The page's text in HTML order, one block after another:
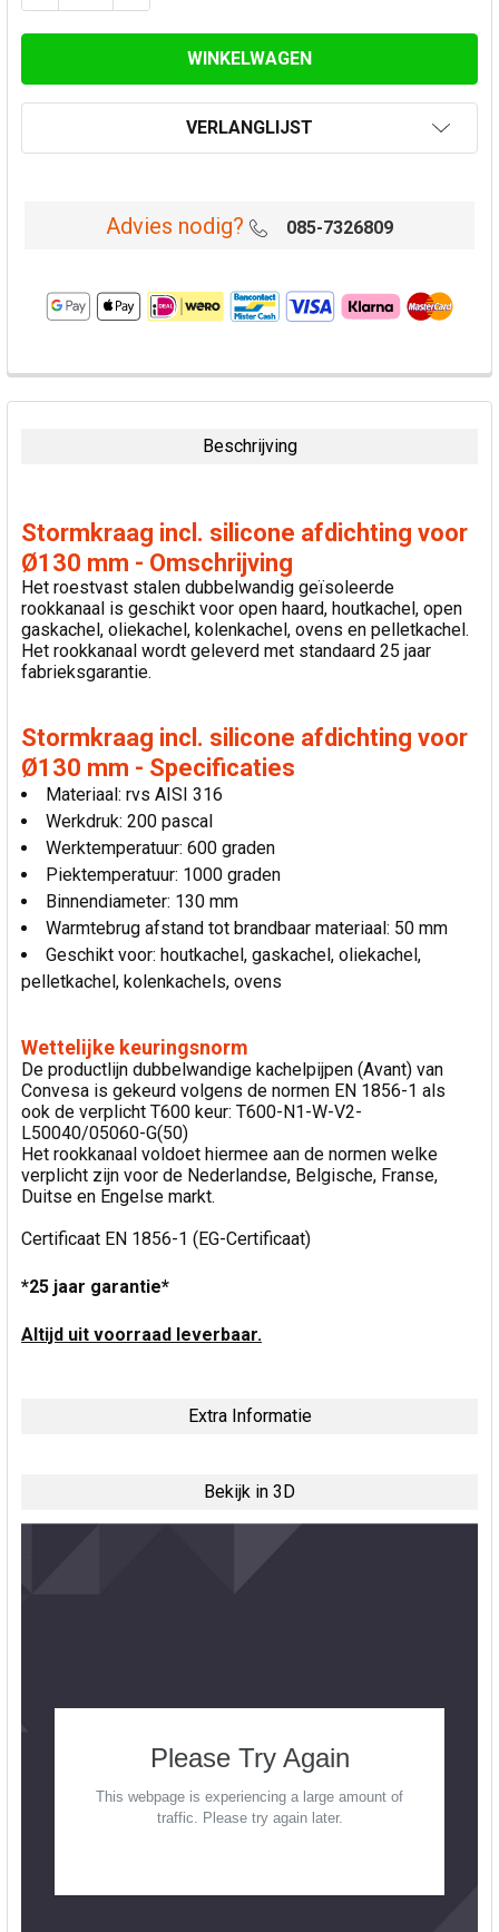
VERLANGLIJST
Advies nodig? 085-7326809
VAAK
SAMEN
VOEG
GESELECTEERDE
TOE AAN
WINKELWAGEN
Beschrijving
Stormkraag incl. silicone afdichting voor
Ø130 mm - Omschrijving
Het roestvast stalen dubbelwandig geïsoleerde
rookkanaal is geschikt voor open haard, houtkachel, open
gaskachel, oliekachel, kolenkachel, ovens en pelletkachel.
Het rookkanaal wordt geleverd met standaard 25 jaar
fabrieksgarantie.
Stormkraag incl. silicone afdichting voor
Ø130 mm - Specificaties
Materiaal: rvs AISI 316
Werkdruk: 200 pascal
Werktemperatuur: 600 graden
Piektemperatuur: 1000 graden
Binnendiameter: 130 mm
Warmtebrug afstand tot brandbaar materiaal: 50 mm
Geschikt voor: houtkachel, gaskachel, oliekachel,
pelletkachel, kolenkachels, ovens
Wettelijke keuringsnorm
De productlijn dubbelwandige kachelpijpen (Avant) van
Convesa is gekeurd volgens de normen EN 1856-1 als
ook de verplicht T600 keur: T600-N1-W-V2-
L50040/05060-G(50)
Het rookkanaal voldoet hiermee aan de normen welke
verplicht zijn voor de Nederlandse, Belgische, Franse,
Duitse en Engelse markt.
Certificaat EN 1856-1 (EG-Certificaat)
*25 jaar garantie*
Altijd uit voorraad leverbaar.
Extra Informatie
Bekijk in 3D